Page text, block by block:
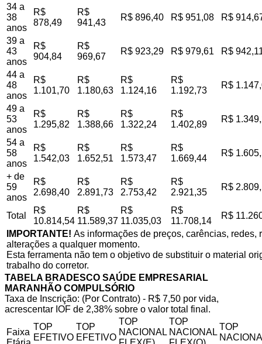
34 a
38
anos
R$
878,49
R$
941,43
R$ 896,40 R$ 951,08 R$
39 a
43
anos
R$
904,84
R$
969,67
R$ 923,29 R$ 979,61 R$
44 a
48
anos
R$
1.101,70
R$
1.180,63
R$
1.124,16
R$
1.192,73
R$
49 a
53
anos
R$
1.295,82
R$
1.388,66
R$
1.322,24
R$
1.402,89
R$
54 a
58
anos
R$
1.542,03
R$
1.652,51
R$
1.573,47
R$
1.669,44
R$
+ de
59
anos
R$
2.698,40
R$
2.891,73
R$
2.753,42
R$
2.921,35
R$
Total
R$
10.814,54
R$
11.589,37
R$
11.035,03
R$
11.708,14
R$
IMPORTANTE! As informações de preços, carências,
alterações a qualquer momento.
Esta ferramenta não tem o objetivo de substituir o material
trabalho do corretor.
TABELA BRADESCO SAÚDE EMPRESARIAL
MARANHÃO COMPULSÓRIO
Taxa de Inscrição: (Por Contrato) - R$ 7,50 por vida,
acrescentar IOF de 2,38% sobre o valor total final.
Faixa
TOP
EFETIVO
TOP
EFETIVO
TOP
NACIONAL
TOP
NACIONAL
TOP